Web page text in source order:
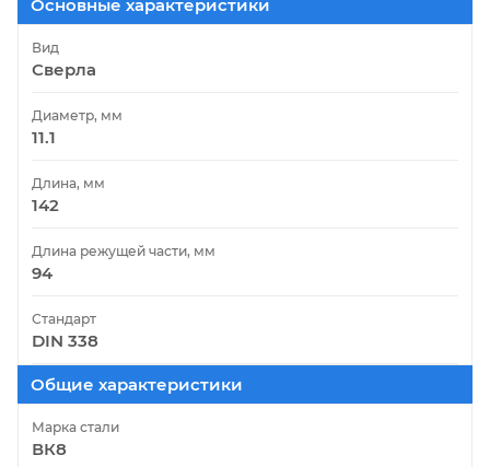
Основные характеристики
Вид
Сверла
Диаметр, мм
11.1
Длина, мм
142
Длина режущей части, мм
94
Стандарт
DIN 338
Общие характеристики
Марка стали
ВК8